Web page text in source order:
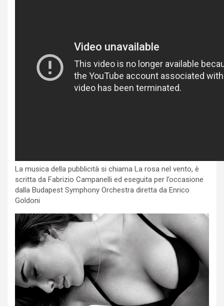
La musica della pubblicità si chiama La rosa nel vento, è
scritta da Fabrizio Campanelli ed eseguita per l’occasione
dalla Budapest Symphony Orchestra diretta da Enrico
Goldoni